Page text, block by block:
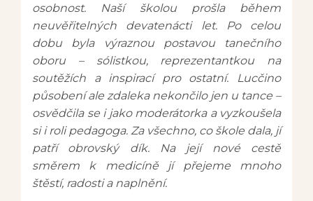
osobnost. Naší školou prošla během
neuvěřitelných devatenácti let. Po celou
dobu byla výraznou postavou tanečního
oboru – sólistkou, reprezentantkou na
soutěžích a inspirací pro ostatní. Lucčino
působení ale zdaleka nekončilo jen u tance –
osvědčila se i jako moderátorka a vyzkoušela
si i roli pedagoga. Za všechno, co škole dala, jí
patří obrovský dík. Na její nové cestě
směrem k medicíně jí přejeme mnoho
štěstí, radosti a naplnění.